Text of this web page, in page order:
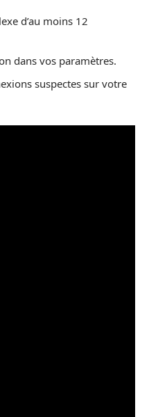
d’au moins 12
dans vos paramètres.
suspectes sur votre